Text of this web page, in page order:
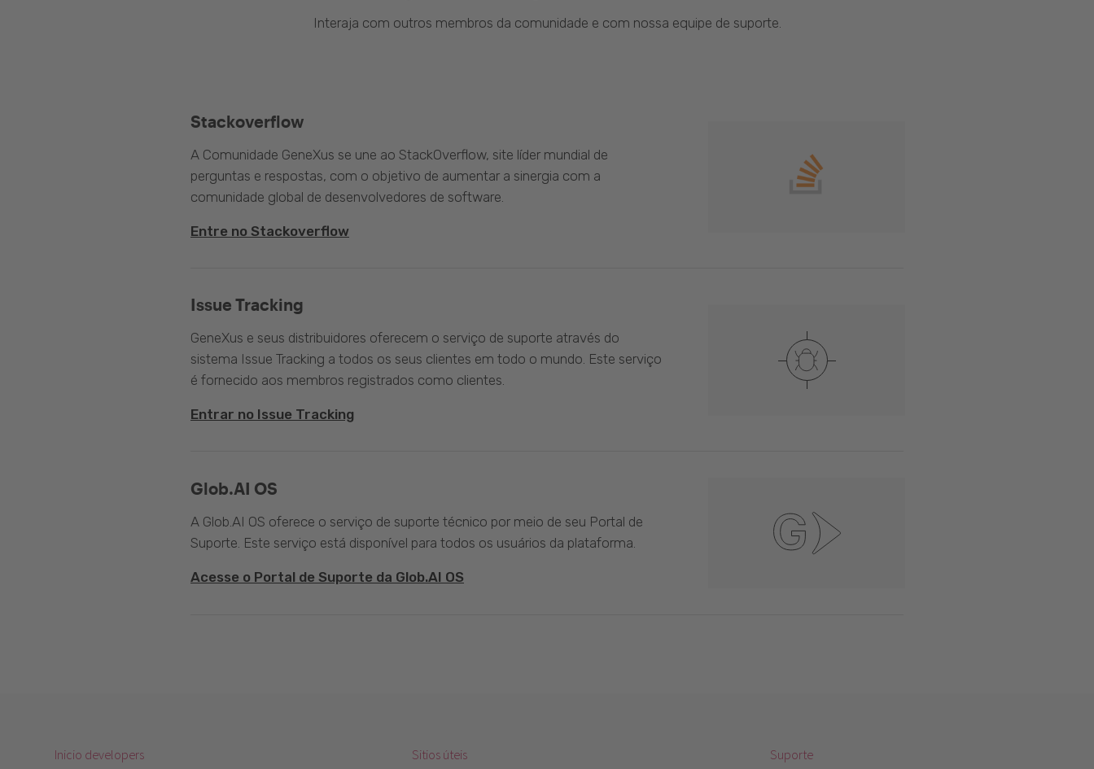
Interaja com outros membros da comunidade e com nossa equipe de suporte.
Stackoverflow
A Comunidade GeneXus se une ao StackOverflow, site líder mundial de
perguntas e respostas, com o objetivo de aumentar a sinergia com a
comunidade global de desenvolvedores de software.
Entre no Stackoverflow
Issue Tracking
GeneXus e seus distribuidores oferecem o serviço de suporte através do
sistema Issue Tracking a todos os seus clientes em todo o mundo. Este serviço
é fornecido aos membros registrados como clientes.
Entrar no Issue Tracking
Glob.AI OS
A Glob.AI OS oferece o serviço de suporte técnico por meio de seu Portal de
Suporte. Este serviço está disponível para todos os usuários da plataforma.
Acesse o Portal de Suporte da Glob.AI OS
Inicio developers Sitios úteis Suporte